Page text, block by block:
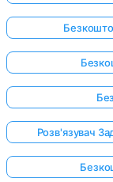
Розв'язувач